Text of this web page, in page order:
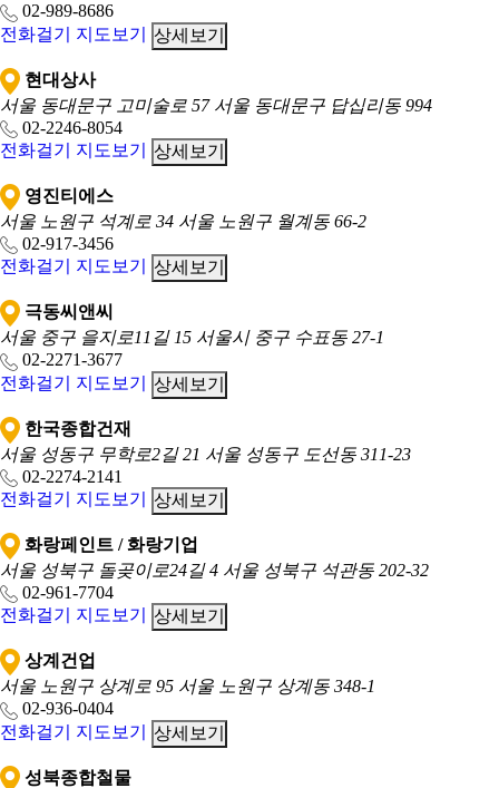
02-989-8686
전화걸기
지도보기 상세보기
현대상사
서울 동대문구 고미술로 57 서울 동대문구 답십리동 994
02-2246-8054
전화걸기
지도보기 상세보기
영진티에스
서울 노원구 석계로 34 서울 노원구 월계동 66-2
02-917-3456
전화걸기
지도보기 상세보기
극동씨앤씨
서울 중구 을지로11길 15 서울시 중구 수표동 27-1
02-2271-3677
전화걸기
지도보기 상세보기
한국종합건재
서울 성동구 무학로2길 21 서울 성동구 도선동 311-23
02-2274-2141
전화걸기
지도보기 상세보기
화랑페인트 / 화랑기업
서울 성북구 돌곶이로24길 4 서울 성북구 석관동 202-32
02-961-7704
전화걸기
지도보기 상세보기
상계건업
서울 노원구 상계로 95 서울 노원구 상계동 348-1
02-936-0404
전화걸기
지도보기 상세보기
성북종합철물